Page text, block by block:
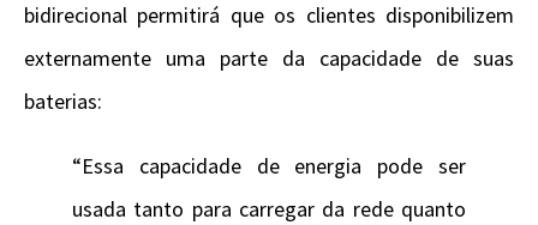
bidirecional permitirá que os clientes disponibilizem
externamente uma parte da capacidade de suas
baterias:
“Essa capacidade de energia pode ser
usada tanto para carregar da rede quanto